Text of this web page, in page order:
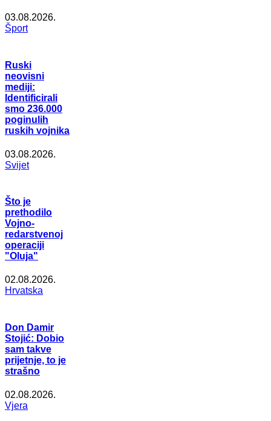
03.08.2026.
Šport
Ruski
neovisni
mediji:
Identificirali
smo 236.000
poginulih
ruskih vojnika
03.08.2026.
Svijet
Što je
prethodilo
Vojno-
redarstvenoj
operaciji
"Oluja"
02.08.2026.
Hrvatska
Don Damir
Stojić: Dobio
sam takve
prijetnje, to je
strašno
02.08.2026.
Vjera